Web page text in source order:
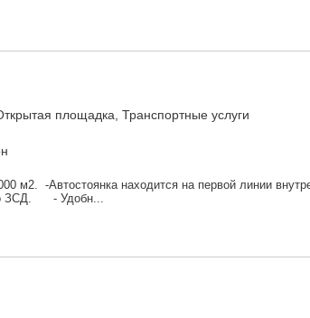
площадка, Транспортные услуги
м2. -Автостоянка находится на первой линии
ЗСД. - Удобн...